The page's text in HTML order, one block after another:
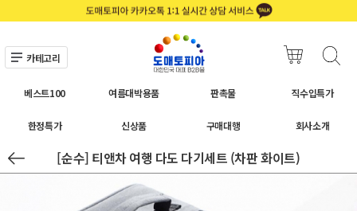
카테고리
베스트100 여름대박용품 판촉물 직수입특가
한정특가 신상품 구매대행 회사소개
[순수] 티앤차 여행 다도 다기세트 (차판 화이트)